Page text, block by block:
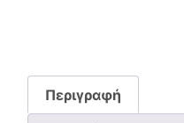
Περιγραφή